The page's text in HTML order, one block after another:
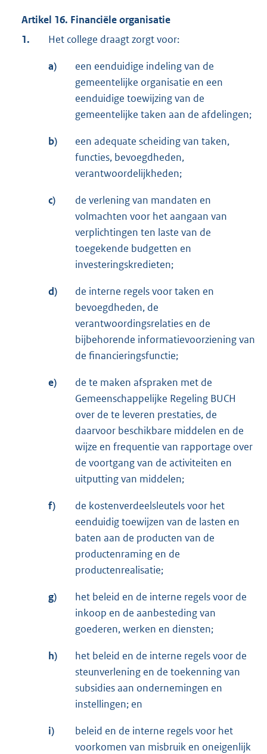
Artikel 16. Financiële organisatie
1.
Het college draagt zorgt voor:
a)
een eenduidige indeling van de
gemeentelijke organisatie en een
eenduidige toewijzing van de
gemeentelijke taken aan de afdelingen;
b)
een adequate scheiding van taken,
functies, bevoegdheden,
verantwoordelijkheden;
c)
de verlening van mandaten en
volmachten voor het aangaan van
verplichtingen ten laste van de
toegekende budgetten en
investeringskredieten;
d)
de interne regels voor taken en
bevoegdheden, de
verantwoordingsrelaties en de
bijbehorende informatievoorziening van
de financieringsfunctie;
e)
de te maken afspraken met de
Gemeenschappelijke Regeling BUCH
over de te leveren prestaties, de
daarvoor beschikbare middelen en de
wijze en frequentie van rapportage over
de voortgang van de activiteiten en
uitputting van middelen;
f)
de kostenverdeelsleutels voor het
eenduidig toewijzen van de lasten en
baten aan de producten van de
productenraming en de
productenrealisatie;
g)
het beleid en de interne regels voor de
inkoop en de aanbesteding van
goederen, werken en diensten;
h)
het beleid en de interne regels voor de
steunverlening en de toekenning van
subsidies aan ondernemingen en
instellingen; en
i)
beleid en de interne regels voor het
voorkomen van misbruik en oneigenlijk